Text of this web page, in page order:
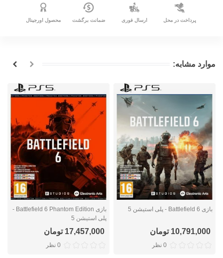
پرداخت در محل ارسال فوری ضمانت برگشت محصول اورجینال
موارد مشابه:
بازی Battlefield 6 - پلی استیشن 5
10,791,000 تومان
0 نظر
بازی Battlefield 6 Phantom Edition -
پلی استیشن 5
17,457,000 تومان
0 نظر